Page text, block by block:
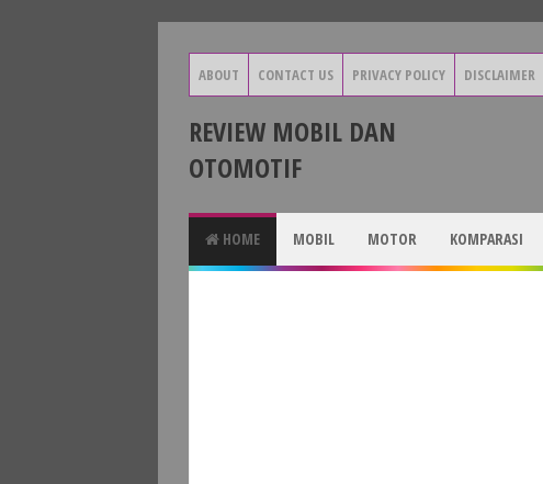
ABOUT CONTACT US PRIVACY POLICY DISCLAIMER
REVIEW MOBIL DAN
OTOMOTIF
HOME MOBIL MOTOR KOMPARASI